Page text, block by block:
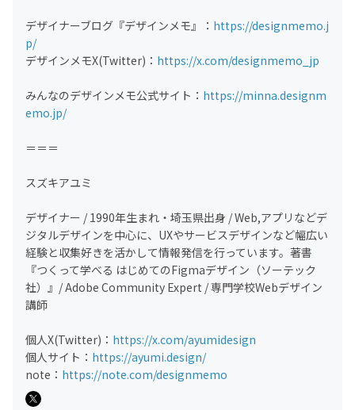
デザイナーブログ『デザインメモ』： https://designmemo.j
p/
デザインメモX(Twitter)： https://x.com/designmemo_jp
みんなのデザインメモ公式サイト： https://minna.designm
emo.jp/
＝＝＝
スズキアユミ
デザイナー / 1990年生まれ・埼玉県出身 / Web,アプリなどデ
ジタルデザインを中心に、UXやサービスデザインなど幅広い
経験と収集好きを活かして情報発信を行っています。著書
『つくって学べる はじめてのFigmaデザイン（ソーテック
社）』/ Adobe Community Expert / 専門学校Webデザイン
講師
個人X(Twitter)： https://x.com/ayumidesign
個人サイト： https://ayumi.design/
note： https://note.com/designmemo